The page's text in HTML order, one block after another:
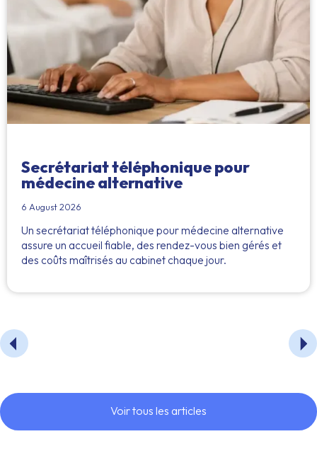
Secrétariat téléphonique pour
médecine alternative
6 August 2026
Un secrétariat téléphonique pour médecine alternative
assure un accueil fiable, des rendez-vous bien gérés et
des coûts maîtrisés au cabinet chaque jour.
Voir tous les articles